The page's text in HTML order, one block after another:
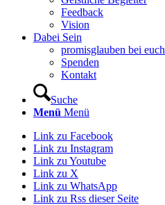
Feedback
Vision
Dabei Sein
promisglauben bei euch
Spenden
Kontakt
Suche
Menü Menü
Link zu Facebook
Link zu Instagram
Link zu Youtube
Link zu X
Link zu WhatsApp
Link zu Rss dieser Seite